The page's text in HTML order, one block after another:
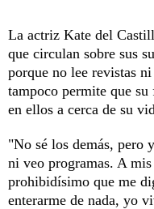
La actriz Kate del
que circulan sobre sus
porque no lee revistas
tampoco permite que
en ellos a cerca de su
"No sé los demás, pero
ni veo programas. A
prohibidísimo que me
enterarme de nada, yo